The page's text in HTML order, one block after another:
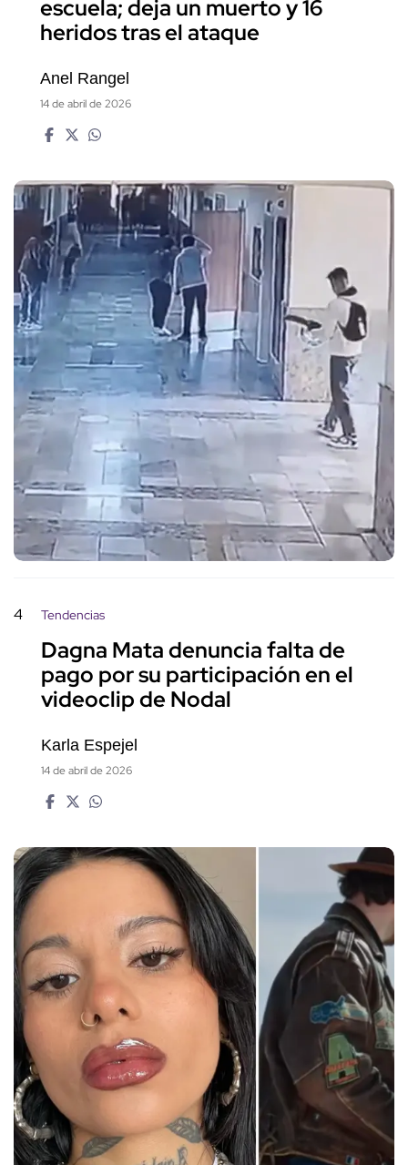
escuela; deja un muerto y 16
heridos tras el ataque
Anel Rangel
14 de abril de 2026
4 Tendencias
Dagna Mata denuncia falta de
pago por su participación en el
videoclip de Nodal
Karla Espejel
14 de abril de 2026